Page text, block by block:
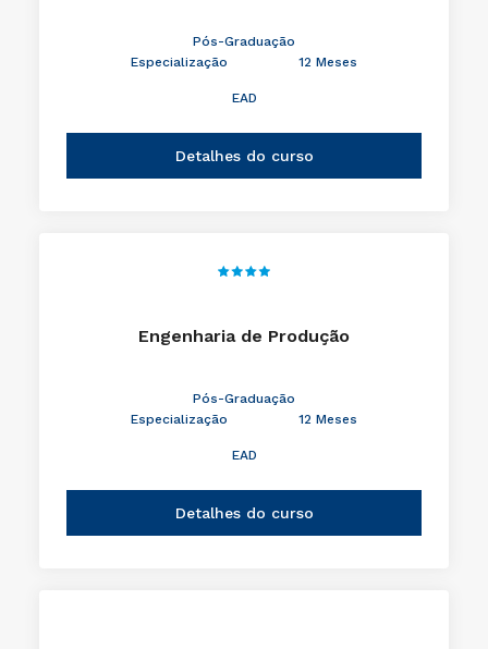
Pós-Graduação
Especialização
12 Meses
EAD
Detalhes do curso
Engenharia de Produção
Pós-Graduação
Especialização
12 Meses
EAD
Detalhes do curso